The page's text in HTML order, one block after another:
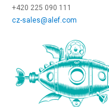
+420 225 090 111
cz-sales@alef.com